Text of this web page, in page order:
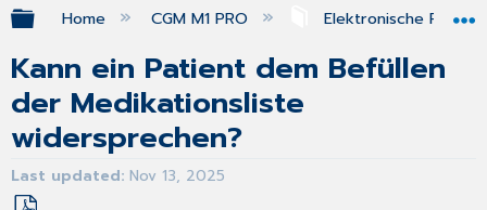
Expand/collapse global hierarchy
Home CGM M1 PRO Elektronische
Kann ein Patient dem Befüllen
der Medikationsliste
widersprechen?
Last updated Nov 13, 2025